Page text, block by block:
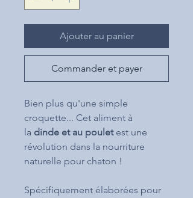
Ajouter au panier
Commander et payer
Bien plus qu'une simple
croquette... Cet aliment à
la dinde et au pouletest une
révolution dans la nourriture
naturelle pour chaton !
Spécifiquement élaborées pour